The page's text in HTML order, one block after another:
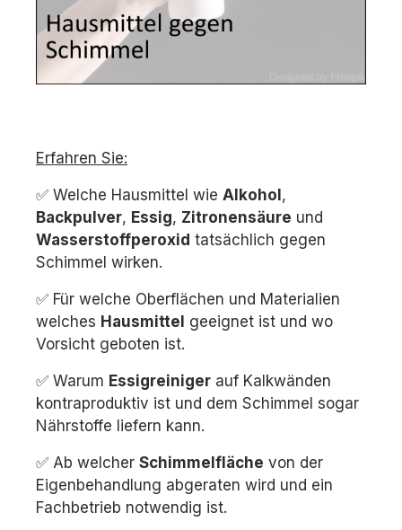
Erfahren Sie:
✅ Welche Hausmittel wie Alkohol ,
Backpulver, Essig, Zitronensäure und
Wasserstoffperoxid tatsächlich gegen
Schimmel wirken.
✅ Für welche Oberflächen und Materialien
welches Hausmittel geeignet ist und wo
Vorsicht geboten ist.
✅ Warum Essigreiniger auf Kalkwänden
kontraproduktiv ist und dem Schimmel sogar
Nährstoffe liefern kann.
✅ Ab welcher Schimmelfläche von der
Eigenbehandlung abgeraten wird und ein
Fachbetrieb notwendig ist.